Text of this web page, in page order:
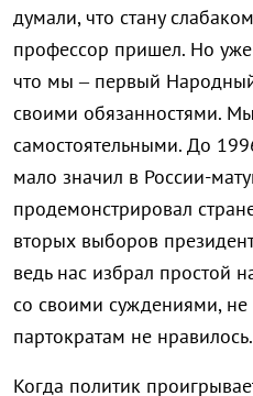
думали, что стану
профессор пришел. Но
что мы – первый
своими обязанностями.
самостоятельными. До
мало значил в России-
продемонстрировал
вторых выборов
ведь нас избрал простой
со своими суждениями, не
партократам не нравилось.
Когда политик